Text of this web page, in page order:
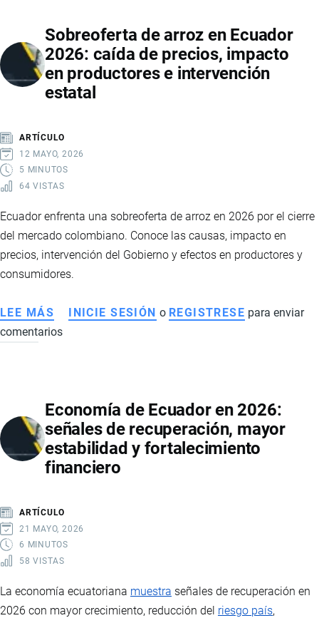
ECUADOR
2026:
VENTAS
RÉCORD,
PRECIOS
Y
PAÍSES
Sobreoferta de arroz en Ecuador
2026: caída de precios, impacto
en productores e intervención
estatal
ARTÍCULO
12 MAYO, 2026
5 MINUTOS
64 VISTAS
Ecuador enfrenta una sobreoferta de arroz en 2026 por el cierre
del mercado colombiano. Conoce las causas, impacto en
precios, intervención del Gobierno y efectos en productores y
consumidores.
LEE MÁS SOBRE
SOBREOFERTA
ECUADOR
2026:
CAÍDA
DE
EN
PRODUCTORES
E
INICIE SESIÓN o REGISTRESE para enviar
comentarios
Economía de Ecuador en 2026:
señales de recuperación, mayor
estabilidad y fortalecimiento
financiero
ARTÍCULO
21 MAYO, 2026
6 MINUTOS
58 VISTAS
La economía ecuatoriana muestra señales de recuperación en
2026 con mayor crecimiento, reducción del riesgo país,